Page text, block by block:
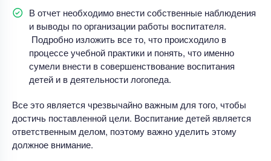
В отчет необходимо внести собственные наблюдения
и выводы по организации работы воспитателя.
Подробно изложить все то, что происходило в
процессе учебной практики и понять, что именно
сумели внести в совершенствование воспитания
детей и в деятельности логопеда.
Все это является чрезвычайно важным для того, чтобы
достичь поставленной цели. Воспитание детей является
ответственным делом, поэтому важно уделить этому
должное внимание.